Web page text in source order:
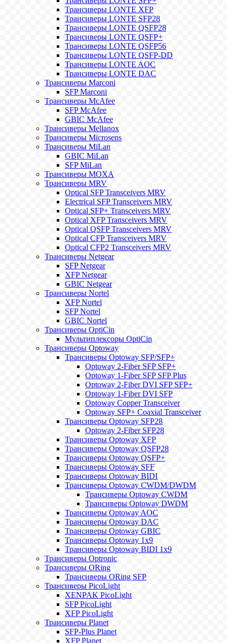
Трансиверы LONTE XFP
Трансиверы LONTE SFP28
Трансиверы LONTE QSFP28
Трансиверы LONTE QSFP+
Трансиверы LONTE QSFP56
Трансиверы LONTE QSFP-DD
Трансиверы LONTE AOC
Трансиверы LONTE DAC
Трансиверы Marconi
SFP Marconi
Трансиверы McAfee
SFP McAfee
GBIC McAfee
Трансиверы Mellanox
Трансиверы Microsens
Трансиверы MiLan
GBIC MiLan
SFP MiLan
Трансиверы MOXA
Трансиверы MRV
Optical SFP Transceivers MRV
Electrical SFP Transceivers MRV
Optical SFP+ Transceivers MRV
Optical XFP Transceivers MRV
Optical QSFP Transceivers MRV
Optical CFP Transceivers MRV
Optical CFP2 Transceivers MRV
Трансиверы Netgear
SFP Netgear
XFP Netgear
GBIC Netgear
Трансиверы Nortel
XFP Nortel
SFP Nortel
GBIC Nortel
Трансиверы OptiCin
Мультиплексоры OptiCin
Трансиверы Optoway
Трансиверы Optoway SFP/SFP+
Optoway 2-Fiber SFP SFP+
Optoway 1-Fiber SFP SFP Plus
Optoway 2-Fiber DVI SFP SFP+
Optoway 1-Fiber DVI SFP
Optoway Copper Transceiver
Optoway SFP+ Coaxial Transceiver
Трансиверы Optoway SFP28
Optoway 2-Fiber SFP28
Трансиверы Optoway XFP
Трансиверы Optoway QSFP28
Трансиверы Optoway QSFP+
Трансиверы Optoway SFF
Трансиверы Optoway BIDI
Трансиверы Optoway CWDM/DWDM
Трансиверы Optoway CWDM
Трансиверы Optoway DWDM
Трансиверы Optoway AOC
Трансиверы Optoway DAC
Трансиверы Optoway GBIC
Трансиверы Optoway 1х9
Трансиверы Optoway BIDI 1x9
Трансиверы Optronic
Трансиверы ORing
Трансиверы ORing SFP
Трансиверы PicoLight
XENPAK PicoLight
SFP PicoLight
XFP PicoLight
Трансиверы Planet
SFP-Plus Planet
XFP Planet